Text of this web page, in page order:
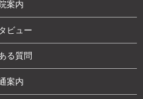
案内
ビュー
る質問
案内